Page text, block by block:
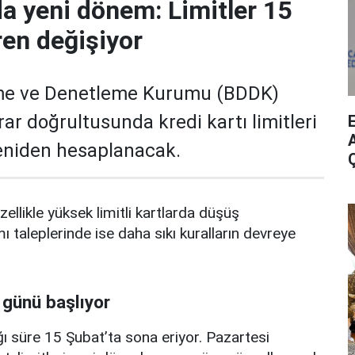
yeni dönem: Limitler 15
değişiyor
ve Denetleme Kurumu (BDDK)
doğrultusunda kredi kartı limitleri
hesaplanacak.
yüksek limitli kartlarda düşüş
taleplerinde ise daha sıkı kuralların devreye
başlıyor
süre 15 Şubat’ta sona eriyor. Pazartesi